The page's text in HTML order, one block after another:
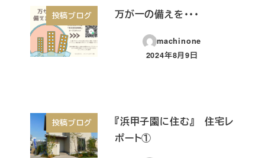
投稿ブログ 万が一の備えを・・・
machinone
投稿日
2024年8月9日
投稿ブログ
『浜甲子園に住む』 住宅レ
ポート①